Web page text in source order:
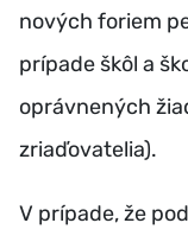
nových foriem
prípade škôl a
oprávnených
zriaďovatelia).
V prípade, že